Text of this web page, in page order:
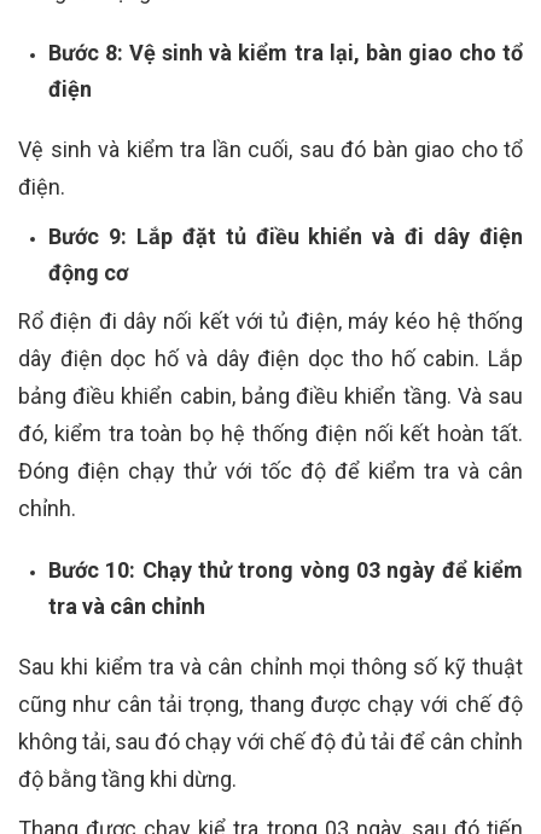
Bước 8: Vệ sinh và kiểm tra lại, bàn giao cho tổ
điện
Vệ sinh và kiểm tra lần cuối, sau đó bàn giao cho tổ
điện.
Bước 9: Lắp đặt tủ điều khiển và đi dây điện
động cơ
Rổ điện đi dây nối kết với tủ điện, máy kéo hệ thống
dây điện dọc hố và dây điện dọc tho hố cabin. Lắp
bảng điều khiển cabin, bảng điều khiển tầng. Và sau
đó, kiểm tra toàn bọ hệ thống điện nối kết hoàn tất.
Đóng điện chạy thử với tốc độ để kiểm tra và cân
chỉnh.
Bước 10: Chạy thử trong vòng 03 ngày để kiểm
tra và cân chỉnh
Sau khi kiểm tra và cân chỉnh mọi thông số kỹ thuật
cũng như cân tải trọng, thang được chạy với chế độ
không tải, sau đó chạy với chế độ đủ tải để cân chỉnh
độ bằng tầng khi dừng.